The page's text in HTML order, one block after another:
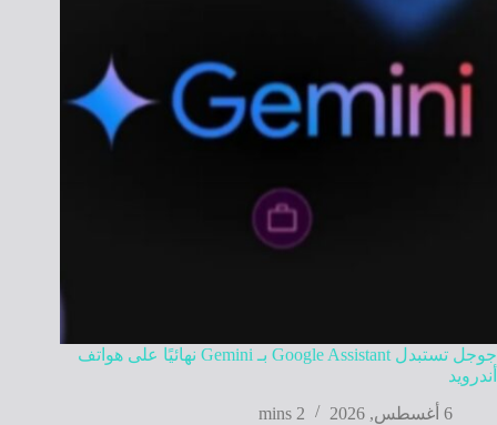
جوجل تستبدل Google Assistant بـ Gemini نهائيًا على هواتف
أندرويد
6 أغسطس, 2026
2 mins